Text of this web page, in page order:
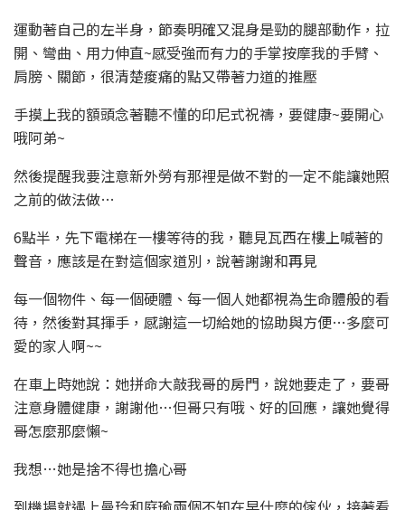
運動著自己的左半身，節奏明確又混身是勁的腿部動作，拉
開、彎曲、用力伸直~感受強而有力的手掌按摩我的手臂、
肩膀、關節，很清楚痠痛的點又帶著力道的推壓
手摸上我的額頭念著聽不懂的印尼式祝禱，要健康~要開心
哦阿弟~
然後提醒我要注意新外勞有那裡是做不對的一定不能讓她照
之前的做法做…
6點半，先下電梯在一樓等待的我，聽見瓦西在樓上喊著的
聲音，應該是在對這個家道別，說著謝謝和再見
每一個物件、每一個硬體、每一個人她都視為生命體般的看
待，然後對其揮手，感謝這一切給她的協助與方便…多麼可
愛的家人啊~~
在車上時她說：她拼命大敲我哥的房門，說她要走了，要哥
注意身體健康，謝謝他…但哥只有哦、好的回應，讓她覺得
哥怎麼那麼懶~
我想…她是捨不得也擔心哥